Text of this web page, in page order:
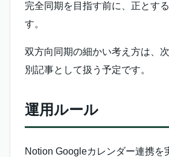
完全同期を目指す前に、正とす
す。
双方向同期の細かい考え方は、
別記事として扱う予定です。
運用ルール
Notion Googleカレンダー連携を